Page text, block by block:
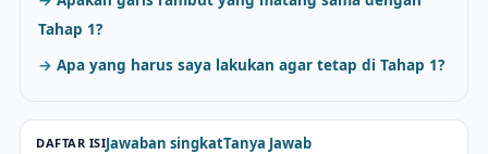
Tahap 1?
Apa yang harus saya lakukan agar tetap di Tahap 1?
DAFTAR ISIJawaban singkatTanya Jawab